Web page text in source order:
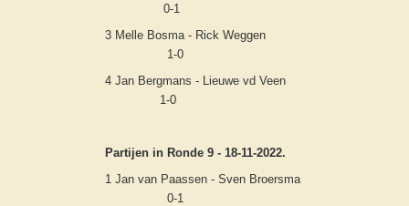
0-1
3 Melle Bosma - Rick Weggen
1-0
4 Jan Bergmans - Lieuwe vd Veen
1-0
Partijen in Ronde 9 - 18-11-2022.
1 Jan van Paassen - Sven Broersma
0-1